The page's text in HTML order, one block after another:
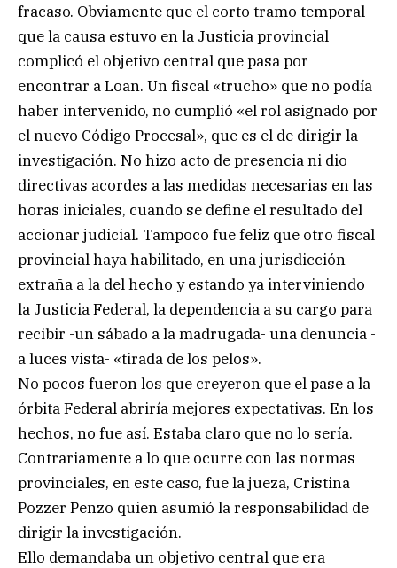
fracaso. Obviamente que el corto tramo temporal
que la causa estuvo en la Justicia provincial
complicó el objetivo central que pasa por
encontrar a Loan. Un fiscal «trucho» que no podía
haber intervenido, no cumplió «el rol asignado por
el nuevo Código Procesal», que es el de dirigir la
investigación. No hizo acto de presencia ni dio
directivas acordes a las medidas necesarias en las
horas iniciales, cuando se define el resultado del
accionar judicial. Tampoco fue feliz que otro fiscal
provincial haya habilitado, en una jurisdicción
extraña a la del hecho y estando ya interviniendo
la Justicia Federal, la dependencia a su cargo para
recibir -un sábado a la madrugada- una denuncia -
a luces vista- «tirada de los pelos».
No pocos fueron los que creyeron que el pase a la
órbita Federal abriría mejores expectativas. En los
hechos, no fue así. Estaba claro que no lo sería.
Contrariamente a lo que ocurre con las normas
provinciales, en este caso, fue la jueza, Cristina
Pozzer Penzo quien asumió la responsabilidad de
dirigir la investigación.
Ello demandaba un objetivo central que era